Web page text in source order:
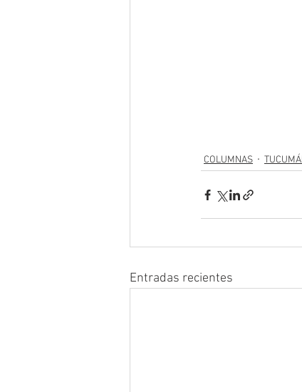
COLUMNAS
Entradas recientes